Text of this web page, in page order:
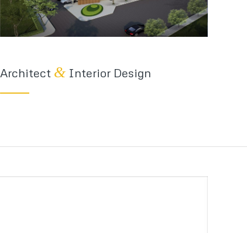
Architect & Interior Design